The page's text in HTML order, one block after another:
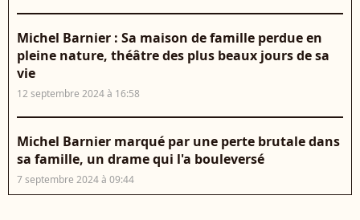
Michel Barnier : Sa maison de famille perdue en
pleine nature, théâtre des plus beaux jours de sa
vie
12 septembre 2024 à 16:58
Michel Barnier marqué par une perte brutale dans
sa famille, un drame qui l'a bouleversé
7 septembre 2024 à 09:44